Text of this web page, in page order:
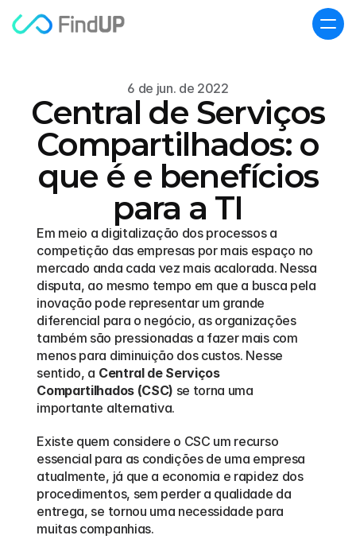
6 de jun. de 2022
Central de Serviços
Compartilhados: o
que é e benefícios
para a TI
Em meio a digitalização dos processos a
competição das empresas por mais espaço no
mercado anda cada vez mais acalorada. Nessa
disputa, ao mesmo tempo em que a busca pela
inovação pode representar um grande
diferencial para o negócio, as organizações
também são pressionadas a fazer mais com
menos para diminuição dos custos. Nesse
sentido, a Central de Serviços
Compartilhados (CSC) se torna uma
importante alternativa.
Existe quem considere o CSC um recurso
essencial para as condições de uma empresa
atualmente, já que a economia e rapidez dos
procedimentos, sem perder a qualidade da
entrega, se tornou uma necessidade para
muitas companhias.